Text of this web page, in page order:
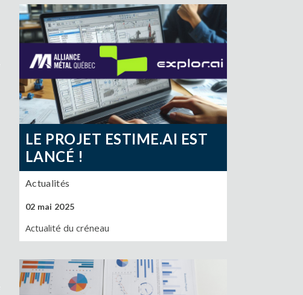
LE PROJET ESTIME.AI EST
LANCÉ !
Actualités
02 mai 2025
Actualité du créneau